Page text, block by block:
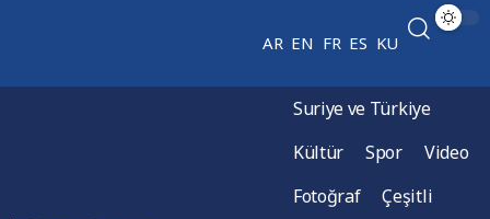
AR EN FR ES KU
Suriye ve Türkiye
Kültür
Spor
Video
Fotoğraf
Çeşitli